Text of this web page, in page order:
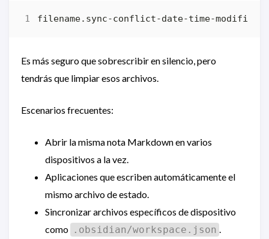
Es más seguro que sobrescribir en silencio, pero
tendrás que limpiar esos archivos.
Escenarios frecuentes:
Abrir la misma nota Markdown en varios
dispositivos a la vez.
Aplicaciones que escriben automáticamente el
mismo archivo de estado.
Sincronizar archivos específicos de dispositivo
como .obsidian/workspace.json .